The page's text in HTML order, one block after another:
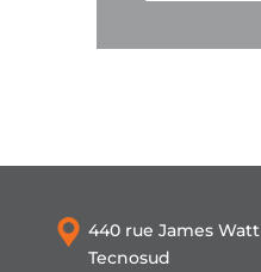
440 rue James Watt
Tecnosud